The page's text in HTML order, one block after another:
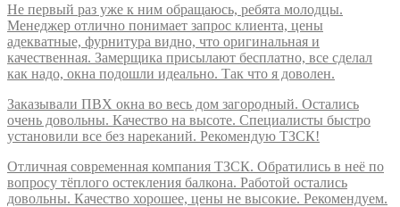
Не первый раз уже к ним обращаюсь, ребята молодцы.
Менеджер отлично понимает запрос клиента, цены
адекватные, фурнитура видно, что оригинальная и
качественная. Замерщика присылают бесплатно, все сделал
как надо, окна подошли идеально. Так что я доволен.
Заказывали ПВХ окна во весь дом загородный. Остались
очень довольны. Качество на высоте. Специалисты быстро
установили все без нареканий. Рекомендую ТЗСК!
Отличная современная компания ТЗСК. Обратились в неё по
вопросу тёплого остекления балкона. Работой остались
довольны. Качество хорошее, цены не высокие. Рекомендуем.